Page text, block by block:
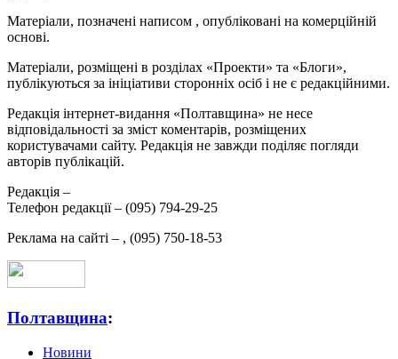
Матеріали, позначені написом , опубліковані на комерційній
основі.
Матеріали, розміщені в розділах «Проекти» та «Блоги»,
публікуються за ініціативи сторонніх осіб і не є редакційними.
Редакція інтернет-видання «Полтавщина» не несе
відповідальності за зміст коментарів, розміщених
користувачами сайту. Редакція не завжди поділяє погляди
авторів публікацій.
Редакція –
Телефон редакції – (095) 794-29-25
Реклама на сайті – , (095) 750-18-53
Полтавщина:
Новини